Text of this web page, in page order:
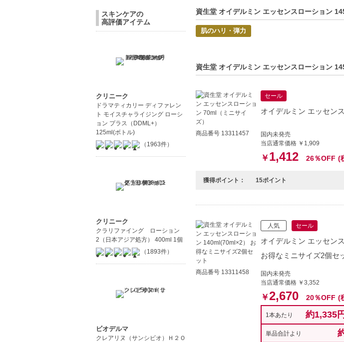
資生堂 オイデルミン エッセンスローション
肌のハリ・弾力
資生堂 オイデルミン エッセンスローション
商品番号 13311457
セール
オイデルミン エッセン
国内未発売
当店通常価格 ￥1,909
￥ 1,412 26％OFF (
獲得ポイント： 15ポイント
商品番号 13311458
人気 セール
オイデルミン エッセン
お得なミニサイズ2個セ
国内未発売
当店通常価格 ￥3,352
￥2,670 20％OFF (
1本あたり 約1,335円
単品合計より
スキンケアの
高評価アイテム
クリニーク
ドラマティカリー ディファレン
ト モイスチャライジング ローシ
ョン プラス（DDML+）
125ml(ボトル)
（1963件）
クリニーク
クラリファイング ローション
2（日本アジア処方） 400ml 1個
（1893件）
ビオデルマ
クレアリヌ（サンシビオ）Ｈ２Ｏ